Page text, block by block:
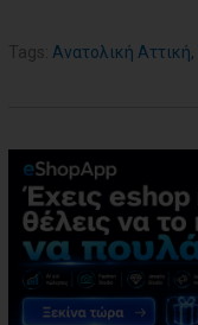
Tags: Ανατολική Αττική,